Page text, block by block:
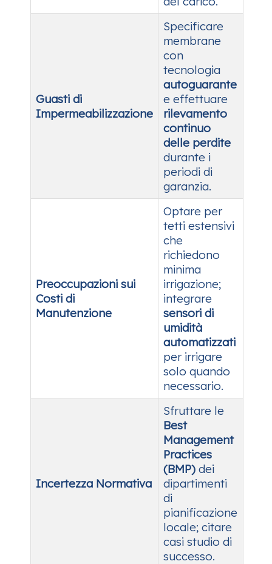
Guasti di
Impermeabilizzazione
Specificare
membrane
con
tecnologia
autoguarante
e effettuare
rilevamento
continuo
delle perdite
durante i
periodi di
garanzia.
Preoccupazioni sui
Costi di
Manutenzione
Optare per
tetti estensivi
che
richiedono
minima
irrigazione;
integrare
sensori di
umidità
automatizzati
per irrigare
solo quando
necessario.
Incertezza Normativa
Sfruttare le
Best
Management
Practices
(BMP) dei
dipartimenti
di
pianificazione
locale; citare
casi studio di
successo.